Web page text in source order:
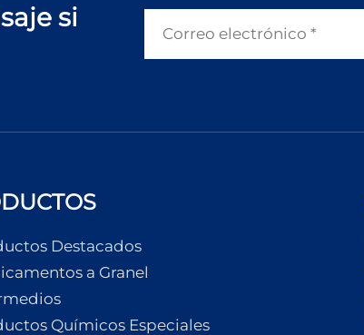
si
Destacados
a Granel
Químicos Especiales